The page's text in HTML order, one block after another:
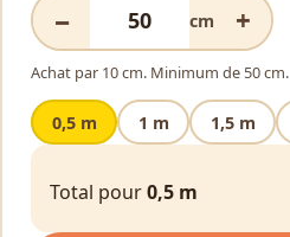
− cm +
Achat par 10 cm. Minimum de 50 cm.
0,5 m 1 m 1,5 m
Total pour0,5 m